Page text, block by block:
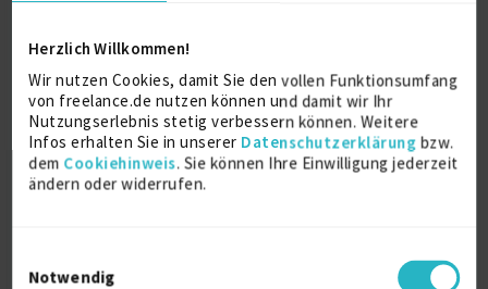
Herzlich Willkommen!
Wir nutzen Cookies, damit Sie den vollen Funktionsumfang
von freelance.de nutzen können und damit wir Ihr
Nutzungserlebnis stetig verbessern können. Weitere
Infos erhalten Sie in unserer Datenschutzerklärung bzw.
dem Cookiehinweis. Sie können Ihre Einwilligung jederzeit
ändern oder widerrufen.
Notwendig
Controlling 15 J.
Budgetierung
13 J.
Verfügbarkeit einsehen
0
Referenzen
€130 - €160/Stunde
D-50735 Köln